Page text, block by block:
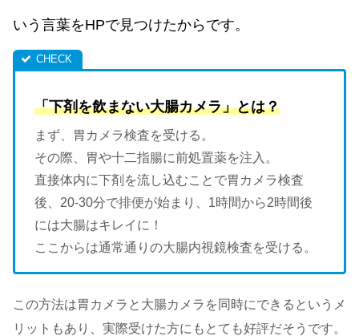
いう言葉をHPで見つけたからです。
「下剤を飲まない大腸カメラ」とは？
まず、胃カメラ検査を受ける。
その際、胃や十二指腸に前処置薬を注入。
直接体内に下剤を流し込むことで胃カメラ検査
後、20-30分で排便が始まり、1時間から2時間後
には大腸はキレイに！
ここからは通常通りの大腸内視鏡検査を受ける。
この方法は胃カメラと大腸カメラを同時にできるというメ
リットもあり、実際受けた方にもとても好評だそうです。